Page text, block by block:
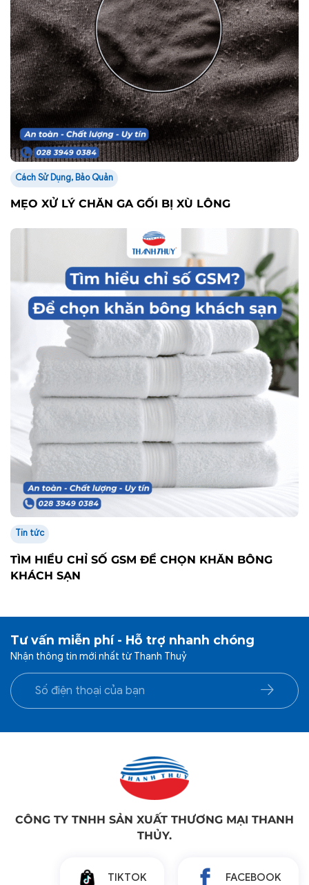
Cách Sử Dụng, Bảo Quản
MẸO XỬ LÝ CHĂN GA GỐI BỊ XÙ LÔNG
Tin tức
TÌM HIỂU CHỈ SỐ GSM ĐỂ CHỌN KHĂN BÔNG
KHÁCH SẠN
Tư vấn miễn phí - Hỗ trợ nhanh chóng
Nhận thông tin mới nhất từ Thanh Thuỷ
CÔNG TY TNHH SẢN XUẤT THƯƠNG MẠI THANH
THỦY.
TIKTOK FACEBOOK